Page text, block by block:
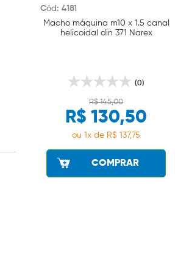
Cód: 4181
Macho máquina m10 x 1.5 canal
helicoidal din 371 Narex
(0)
R$ 145,00
R$ 130,50
ou 1x de R$ 137,75
COMPRAR